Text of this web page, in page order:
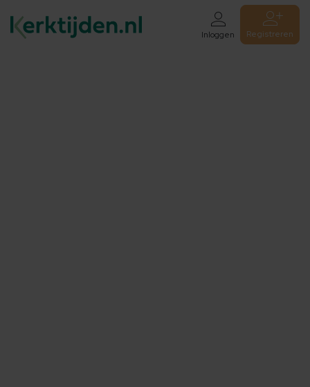
Inloggen Registreren